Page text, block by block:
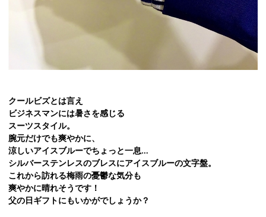
クールビズとは言え
ビジネスマンには暑さを感じる
スーツスタイル。
腕元だけでも爽やかに、
涼しいアイスブルーでちょっと一息...
シルバーステンレスのブレスにアイスブルーの文字盤。
これから訪れる梅雨の憂鬱な気分も
爽やかに晴れそうです！
父の日ギフトにもいかがでしょうか？